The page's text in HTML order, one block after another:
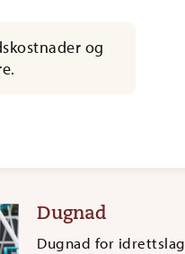
og
Dugnad
Dugnad for idrettslag